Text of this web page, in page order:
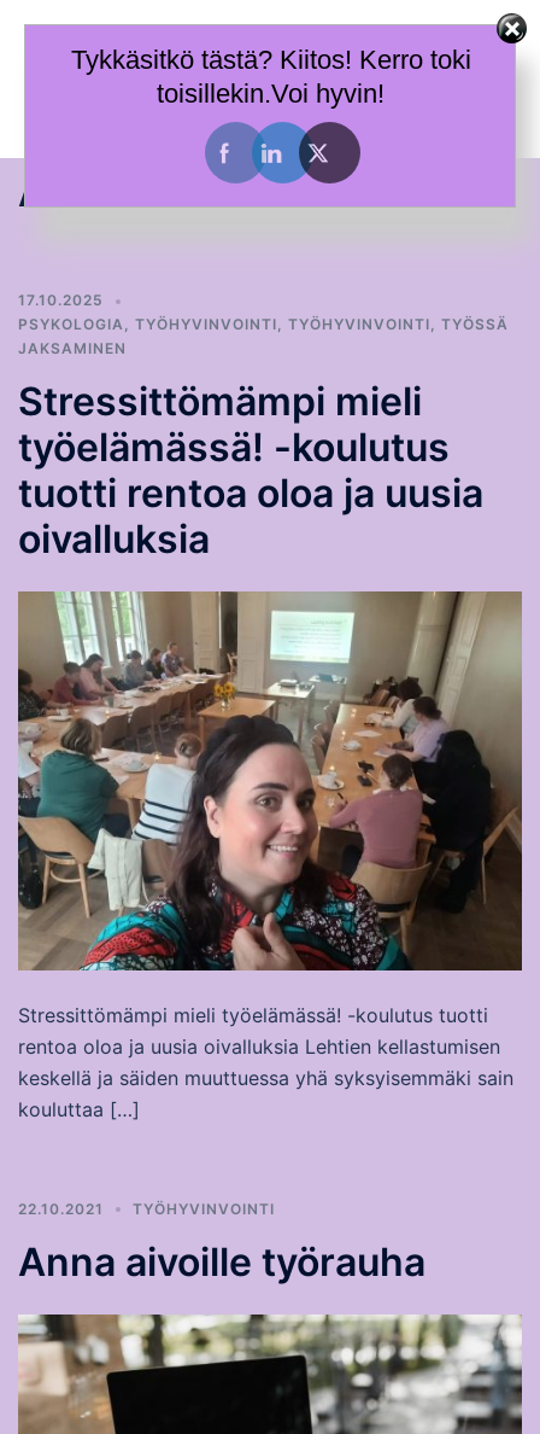
Taitoja toimia ja tietoa työhyvinvoinnin tueksi.
menu
Avainsana:jaksaminen
17.10.2025
PSYKOLOGIA , TYÖHYVINVOINTI, TYÖHYVINVOINTI, TYÖSSÄ
JAKSAMINEN
Stressittömämpi mieli
työelämässä! -koulutus
tuotti rentoa oloa ja uusia
oivalluksia​
Stressittömämpi mieli työelämässä! -koulutus tuotti
rentoa oloa ja uusia oivalluksia Lehtien kellastumisen
keskellä ja säiden muuttuessa yhä syksyisemmäki sain
kouluttaa […]
22.10.2021 TYÖHYVINVOINTI
Anna aivoille työrauha
Tykkäsitkö tästä? Kiitos! Kerro toki
toisillekin.Voi hyvin!